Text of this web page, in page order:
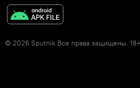
© 2026 Sputnik Все права защищены. 18+